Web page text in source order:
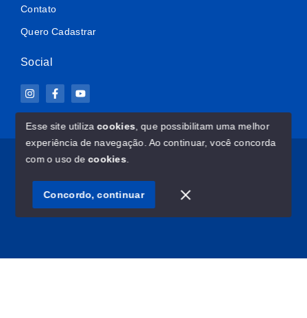
Contato
Quero Cadastrar
Social
© Copyright 2026 - ImovelClub.com - Todos os direitos
SITE PARA IMOBILIARIA
Esse site utilizacookies , que possibilitam uma melhor
experiência de navegação. Ao continuar, você concorda
com o uso decookies
Concordo, continuar